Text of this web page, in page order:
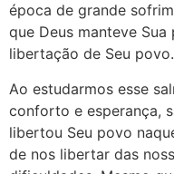
época de grande
que Deus manteve
libertação de Seu povo.
Ao estudarmos esse
conforto e esperança,
libertou Seu povo
de nos libertar das